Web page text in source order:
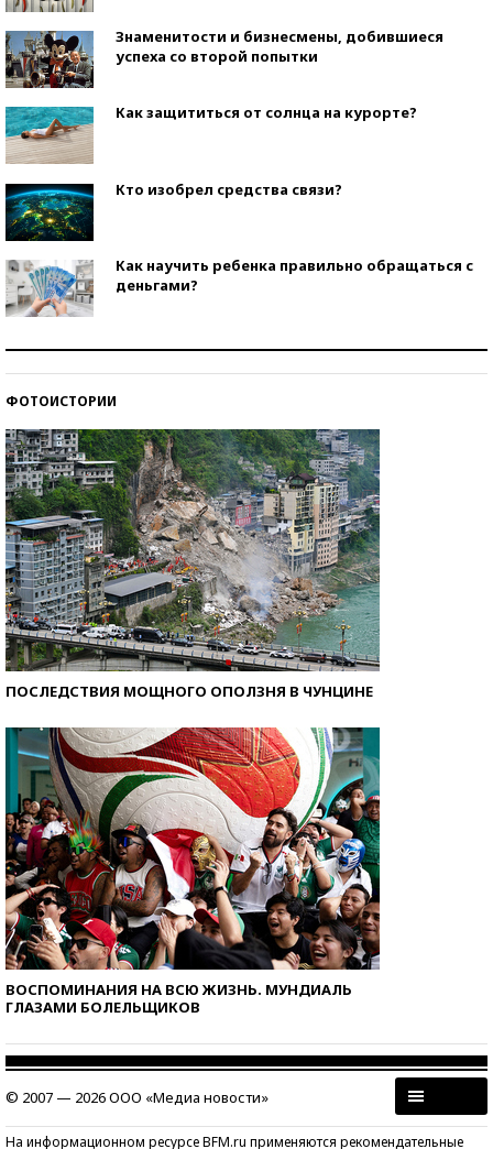
Знаменитости и бизнесмены, добившиеся
успеха со второй попытки
Как защититься от солнца на курорте?
Кто изобрел средства связи?
Как научить ребенка правильно обращаться с
деньгами?
ФОТОИСТОРИИ
ПОСЛЕДСТВИЯ МОЩНОГО ОПОЛЗНЯ В ЧУНЦИНЕ
ВОСПОМИНАНИЯ НА ВСЮ ЖИЗНЬ. МУНДИАЛЬ
ГЛАЗАМИ БОЛЕЛЬЩИКОВ
© 2007 — 2026 ООО «Медиа новости»
На информационном ресурсе BFM.ru применяются рекомендательные